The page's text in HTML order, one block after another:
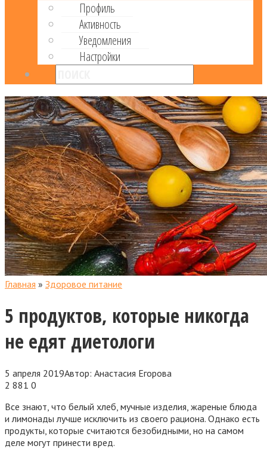
Профиль
Активность
Уведомления
Настройки
Главная » Здоровое питание
5 продуктов, которые никогда
не едят диетологи
5 апреля 2019Автор: Анастасия Егорова
2 881 0
Все знают, что белый хлеб, мучные изделия, жареные блюда
и лимонады лучше исключить из своего рациона. Однако есть
продукты, которые считаются безобидными, но на самом
деле могут принести вред.